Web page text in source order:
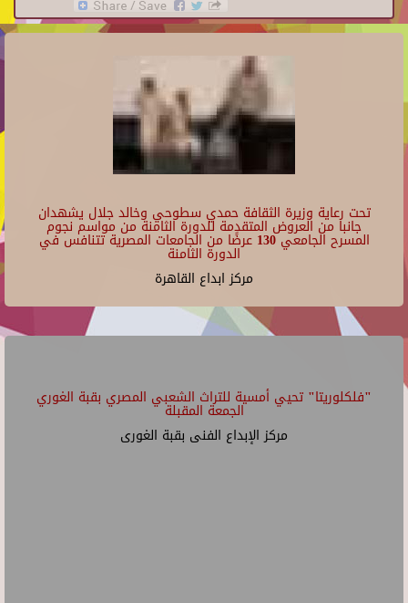
تحت رعاية وزيرة الثقافة حمدي سطوحي وخالد جلال يشهدان
جانبا من العروض المتقدمة للدورة الثامنة من مواسم نجوم
المسرح الجامعي 130 عرضًا من الجامعات المصرية تتنافس في
الدورة الثامنة
مركز ابداع القاهرة
"فلكلوريتا" تحيي أمسية للتراث الشعبي المصري بقبة الغوري
الجمعة المقبلة
مركز الإبداع الفنى بقبة الغورى